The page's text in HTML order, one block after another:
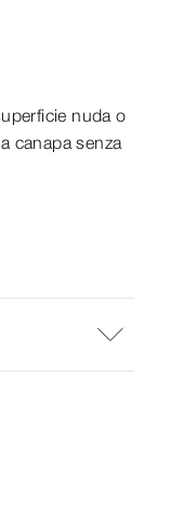
nuda o
canapa senza